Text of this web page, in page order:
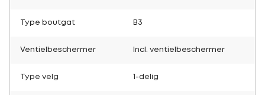
Type boutgat B3
Ventielbeschermer Incl. ventielbeschermer
Type velg 1-delig